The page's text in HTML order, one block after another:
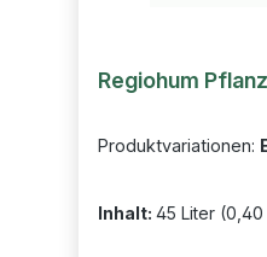
Regiohum
Produktvariationen:
Inhalt: 45 Liter (0,40